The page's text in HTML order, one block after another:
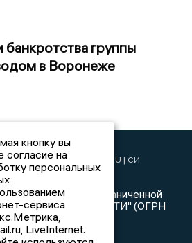
группы
в Воронеже
2019 © VORONEZHNEWS.RU | СИ
«Воронежские новости»
Общество с ограниченной
НОВОСТИ" (ОГРН
А.А.
кнопку вы
согласие на
персональных
сервиса
LiveInternet.